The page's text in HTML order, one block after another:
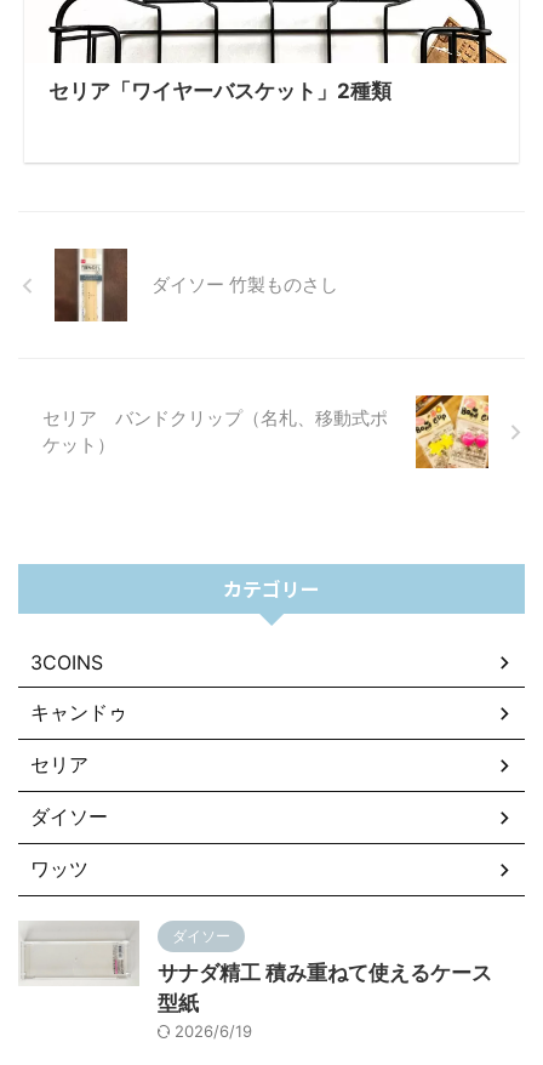
セリア「ワイヤーバスケット」2種類
ダイソー 竹製ものさし
セリア バンドクリップ（名札、移動式ポ
ケット）
カテゴリー
3COINS
キャンドゥ
セリア
ダイソー
ワッツ
ダイソー
サナダ精工 積み重ねて使えるケース
型紙
2026/6/19